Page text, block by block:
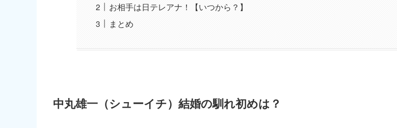
お相手は日テレアナ！【いつから？】
まとめ
中丸雄一（シューイチ）結婚の馴れ初めは？